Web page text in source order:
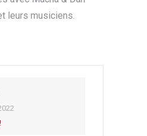
leurs musiciens.